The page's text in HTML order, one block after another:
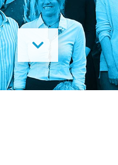
in Beziehungen
Fallkonstellation
Netzwerk HAIP
Fallbeispiel